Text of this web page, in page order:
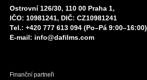
Ostrovní 126/30, 110 00 Praha 1,
IČO: 10981241, DIČ: CZ10981241
Tel.: +420 777 613 094 (Po–Pá 9:00–16:00)
E-mail: info@dafilms.com
Finanční partneři